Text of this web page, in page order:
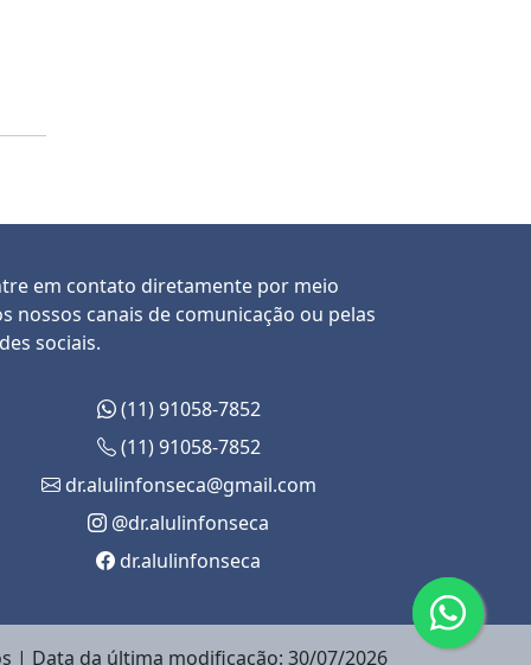
em contato diretamente por meio
nossos canais de comunicação ou pelas
sociais.
(11) 91058-7852
(11) 91058-7852
dr.alulinfonseca@gmail.com
@dr.alulinfonseca
dr.alulinfonseca
| Data da última modificação: 30/07/2026